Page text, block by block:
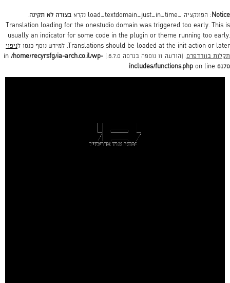
Notice : הפונקציה _load_textdomain_just_in_time נקרא בצורה לא תקינה.
Translation loading for the onestudio domain was triggered too early. This is
usually an indicator for some code in the plugin or theme running too early.
Translations should be loaded at the init action or later. למידע נוסף כנסו ל
ניפוי
תקלות בוורדפרס. (הודעה זו נוספה בגרסה 6.7.0.) in
/home/recyrsfg/ia-arch.co.il/wp-
includes/functions.php on line 6170